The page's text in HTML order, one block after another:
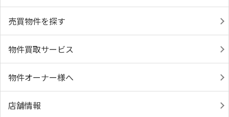
売買物件を探す
物件買取サービス
物件オーナー様へ
店舗情報